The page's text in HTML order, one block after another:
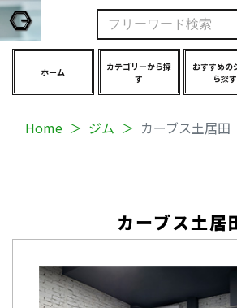
ホーム
カテゴリーから探
す
おすすめの
ら探す
Home ジム カーブス土居田
カーブス土居